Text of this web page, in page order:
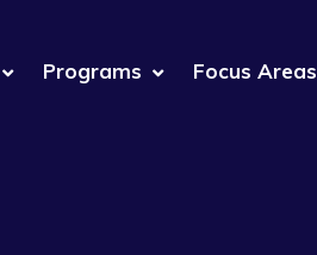
Programs Focus Areas